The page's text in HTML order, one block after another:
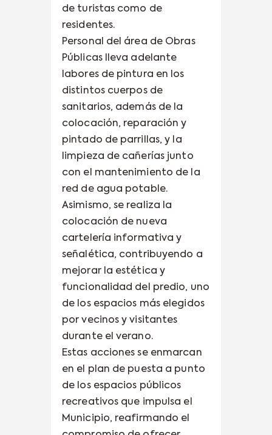
de turistas como de
residentes.
Personal del área de Obras
Públicas lleva adelante
labores de pintura en los
distintos cuerpos de
sanitarios, además de la
colocación, reparación y
pintado de parrillas, y la
limpieza de cañerías junto
con el mantenimiento de la
red de agua potable.
Asimismo, se realiza la
colocación de nueva
cartelería informativa y
señalética, contribuyendo a
mejorar la estética y
funcionalidad del predio, uno
de los espacios más elegidos
por vecinos y visitantes
durante el verano.
Estas acciones se enmarcan
en el plan de puesta a punto
de los espacios públicos
recreativos que impulsa el
Municipio, reafirmando el